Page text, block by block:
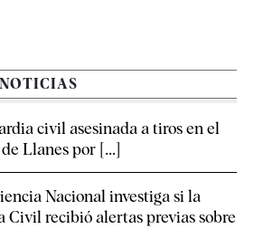
civil asesinada a tiros en el
Llanes por [...]
Nacional investiga si la
Civil recibió alertas previas sobre